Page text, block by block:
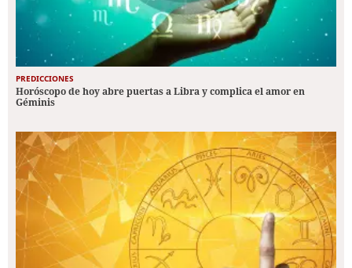
PREDICCIONES
Horóscopo de hoy abre puertas a Libra y complica el amor en
Géminis